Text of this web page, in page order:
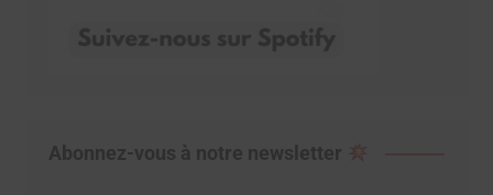
Abonnez-vous à notre newsletter